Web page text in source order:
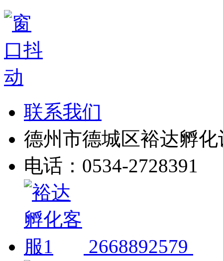
联系我们
德州市德城区裕达孵
电话：0534-2728391
2668892579